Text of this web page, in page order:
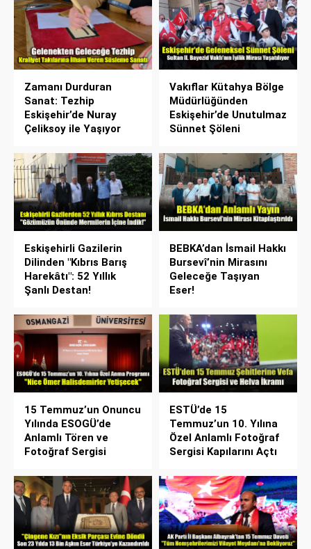
Zamanı Durduran
Sanat: Tezhip
Eskişehir’de Nuray
Çeliksoy ile Yaşıyor
Vakıflar Kütahya Bölge
Müdürlüğünden
Eskişehir’de Unutulmaz
Sünnet Şöleni
Eskişehirli Gazilerin
Dilinden "Kıbrıs Barış
Harekâtı": 52 Yıllık
Şanlı Destan!
BEBKA’dan İsmail Hakkı
Bursevî’nin Mirasını
Geleceğe Taşıyan
Eser!
15 Temmuz’un Onuncu
Yılında ESOGÜ’de
Anlamlı Tören ve
Fotoğraf Sergisi
ESTÜ’de 15
Temmuz’un 10. Yılına
Özel Anlamlı Fotoğraf
Sergisi Kapılarını Açtı